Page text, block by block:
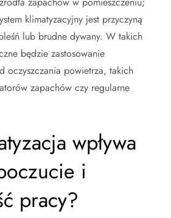
klimatyzacyjny jest przyczyną
lub brudne dywany. W takich
będzie zastosowanie
oczyszczania powietrza, takich
zapachów czy regularne
wpływa
i
pracy?